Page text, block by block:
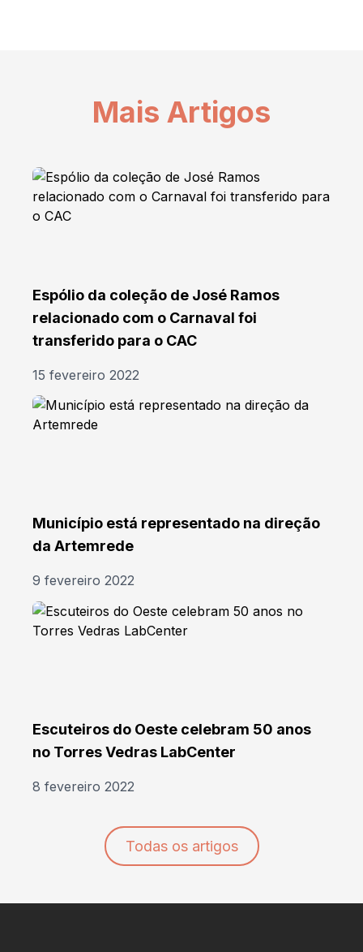
Mais Artigos
Espólio da coleção de José Ramos
relacionado com o Carnaval foi
transferido para o CAC
15 fevereiro 2022
Município está representado na direção
da Artemrede
9 fevereiro 2022
Escuteiros do Oeste celebram 50 anos
no Torres Vedras LabCenter
8 fevereiro 2022
Todas os artigos